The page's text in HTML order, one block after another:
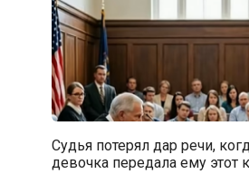
Судья потерял дар речи,
девочка передала ему этот